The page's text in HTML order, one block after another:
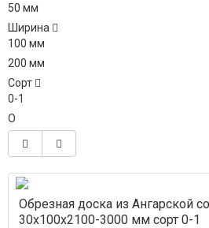
50 мм
Ширина
100 мм
200 мм
Сорт
0-1
O
Обрезная доска из Ангарской
30x100x2100-3000 мм сорт 0-1